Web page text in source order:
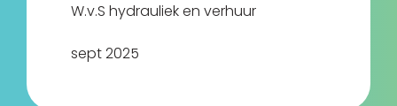
W.v.S hydrauliek en verhuur
sept 2025